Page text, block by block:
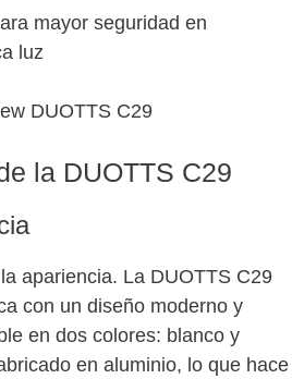
mayor seguridad en
luz
la DUOTTS C29
apariencia. La DUOTTS C29
con un diseño moderno y
en dos colores: blanco y
en aluminio, lo que hace